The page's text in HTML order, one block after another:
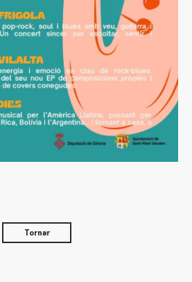
Tornar